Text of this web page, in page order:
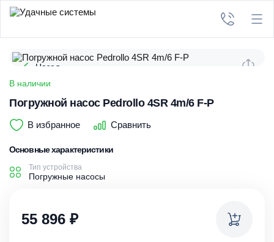
Назад
В наличии
Погружной насос Pedrollo 4SR 4m/6 F-P
В избранное Сравнить
Основные характеристики
Тип устройства
Погружные насосы
55 896 ₽